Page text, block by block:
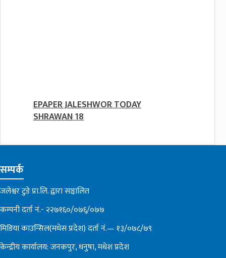
EPAPER JALESHWOR TODAY
SHRAWAN 18
सम्पर्क
जलेश्वर टुडे प्रा.लि. द्वारा सञ्चालित
कम्पनी दर्ता नं.- २२७१६०/०७६्/०७७
मिडिया काउन्सिल(मधेस प्रदेश) दर्ता नं.— १३/०७८/७९
केन्द्रीय कार्यालय: जनकपुर, धनुषा, मधेश प्रदेश